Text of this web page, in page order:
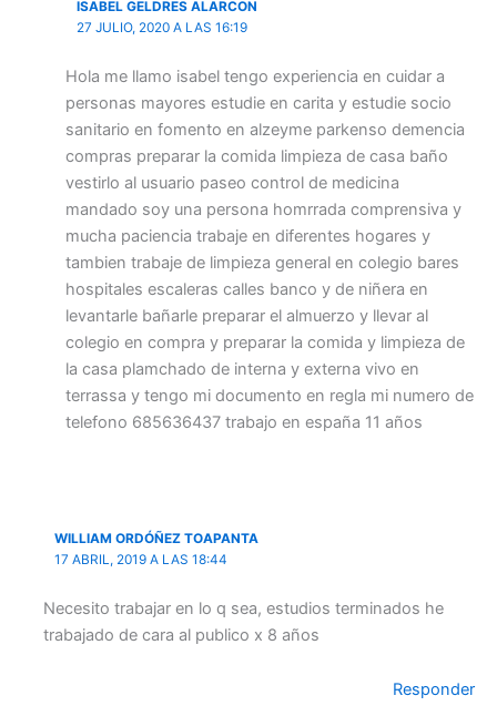
ISABEL GELDRES ALARCON
27 JULIO, 2020 A LAS 16:19
Hola me llamo isabel tengo experiencia en cuidar a
personas mayores estudie en carita y estudie socio
sanitario en fomento en alzeyme parkenso demencia
compras preparar la comida limpieza de casa baño
vestirlo al usuario paseo control de medicina
mandado soy una persona homrrada comprensiva y
mucha paciencia trabaje en diferentes hogares y
tambien trabaje de limpieza general en colegio bares
hospitales escaleras calles banco y de niñera en
levantarle bañarle preparar el almuerzo y llevar al
colegio en compra y preparar la comida y limpieza de
la casa plamchado de interna y externa vivo en
terrassa y tengo mi documento en regla mi numero de
telefono 685636437 trabajo en españa 11 años
WILLIAM ORDÓÑEZ TOAPANTA
17 ABRIL, 2019 A LAS 18:44
Necesito trabajar en lo q sea, estudios terminados he
trabajado de cara al publico x 8 años
Responder